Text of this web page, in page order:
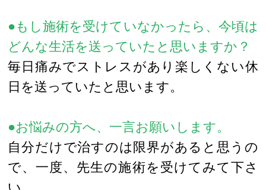
●もし施術を受けていなかったら、今頃は
どんな生活を送っていたと思いますか？
毎日痛みでストレスがあり楽しくない休
日を送っていたと思います。
●お悩みの方へ、一言お願いします。
自分だけで治すのは限界があると思うの
で、一度、先生の施術を受けてみて下さ